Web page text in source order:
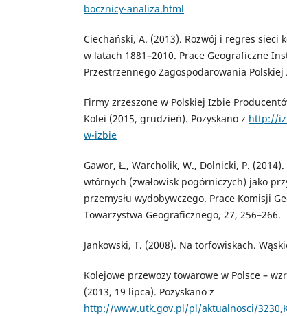
bocznicy-analiza.html
Ciechański, A. (2013). Rozwój i regres sieci
w latach 1881–2010. Prace Geograficzne
Przestrzennego Zagospodarowania
Firmy zrzeszone w Polskiej Izbie
Kolei (2015, grudzień). Pozyskano z http://
w-izbie
Gawor, Ł., Warcholik, W., Dolnicki, P.
wtórnych (zwałowisk pogórniczych) jako
przemysłu wydobywczego. Prace Komisji
Towarzystwa Geograficznego, 27, 256–266.
Jankowski, T. (2008). Na torfowiskach.
Kolejowe przewozy towarowe w Polsce –
(2013, 19 lipca). Pozyskano z
http://www.utk.gov.pl/pl/aktualnosci/